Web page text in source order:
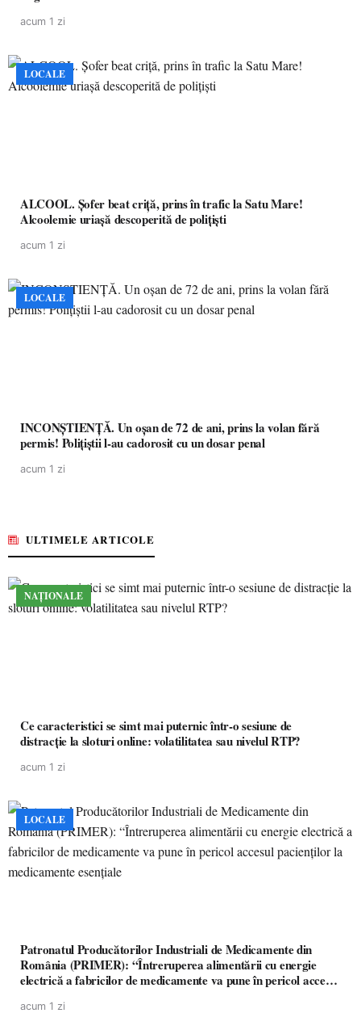
acum 1 zi
LOCALE
ALCOOL. Șofer beat criță, prins în trafic la Satu Mare!
Alcoolemie uriașă descoperită de polițiști
acum 1 zi
LOCALE
INCONȘTIENȚĂ. Un oșan de 72 de ani, prins la volan fără
permis! Polițiștii l-au cadorosit cu un dosar penal
acum 1 zi
ULTIMELE ARTICOLE
NAȚIONALE
Ce caracteristici se simt mai puternic într-o sesiune de
distracție la sloturi online: volatilitatea sau nivelul RTP?
acum 1 zi
LOCALE
Patronatul Producătorilor Industriali de Medicamente din
România (PRIMER): “Întreruperea alimentării cu energie
electrică a fabricilor de medicamente va pune în pericol accesul
acum 1 zi